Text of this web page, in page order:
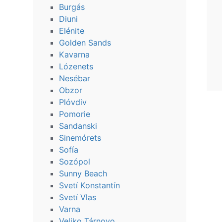
Burgás
Diuni
Elénite
Golden Sands
Kavarna
Lózenets
Nesébar
Obzor
Plóvdiv
Pomorie
Sandanski
Sinemórets
Sofía
Sozópol
Sunny Beach
Svetí Konstantín
Svetí Vlas
Varna